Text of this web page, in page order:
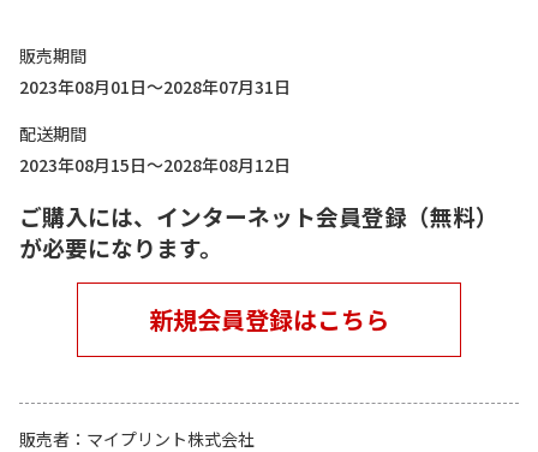
販売期間
2023年08月01日～2028年07月31日
配送期間
2023年08月15日～2028年08月12日
ご購入には、インターネット会員登録（無料）
が必要になります。
新規会員登録はこちら
販売者
マイプリント株式会社